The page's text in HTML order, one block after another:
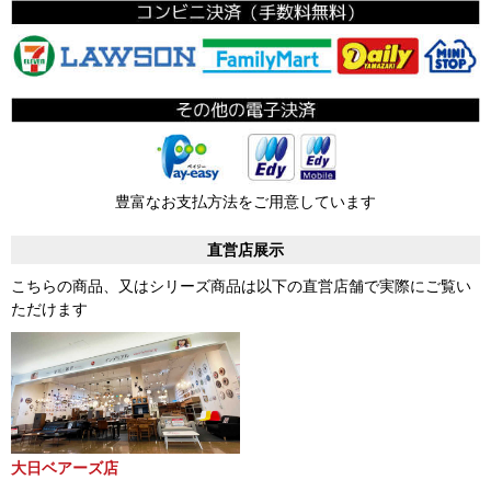
豊富なお支払方法をご用意しています
直営店展示
こちらの商品、又はシリーズ商品は以下の直営店舗で実際にご覧い
ただけます
大日ベアーズ店